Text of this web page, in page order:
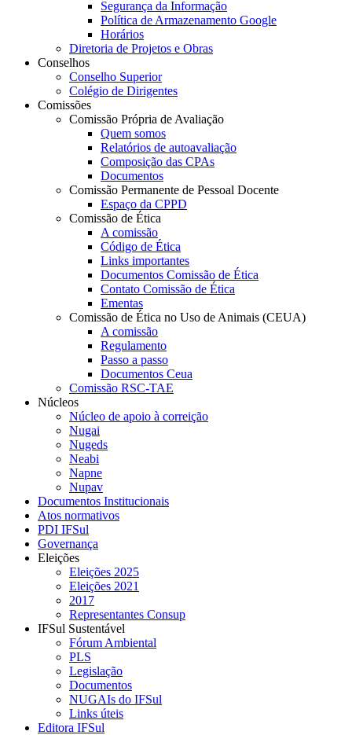
Segurança da Informação
Política de Armazenamento Google
Horários
Diretoria de Projetos e Obras
Conselhos
Conselho Superior
Colégio de Dirigentes
Comissões
Comissão Própria de Avaliação
Quem somos
Relatórios de autoavaliação
Composição das CPAs
Documentos
Comissão Permanente de Pessoal Docente
Espaço da CPPD
Comissão de Ética
A comissão
Código de Ética
Links importantes
Documentos Comissão de Ética
Contato Comissão de Ética
Ementas
Comissão de Ética no Uso de Animais (CEUA)
A comissão
Regulamento
Passo a passo
Documentos Ceua
Comissão RSC-TAE
Núcleos
Núcleo de apoio à correição
Nugai
Nugeds
Neabi
Napne
Nupav
Documentos Institucionais
Atos normativos
PDI IFSul
Governança
Eleições
Eleições 2025
Eleições 2021
2017
Representantes Consup
IFSul Sustentável
Fórum Ambiental
PLS
Legislação
Documentos
NUGAIs do IFSul
Links úteis
Editora IFSul